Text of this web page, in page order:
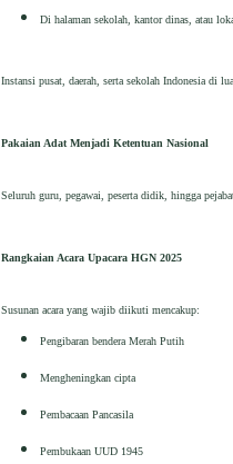
Di halaman sekolah, kantor dinas, atau
Instansi pusat, daerah, serta sekolah Indonesia di
Pakaian Adat Menjadi Ketentuan Nasional
Seluruh guru, pegawai, peserta didik, hingga
Rangkaian Acara Upacara HGN 2025
Susunan acara yang wajib diikuti mencakup:
Pengibaran bendera Merah Putih
Mengheningkan cipta
Pembacaan Pancasila
Pembukaan UUD 1945